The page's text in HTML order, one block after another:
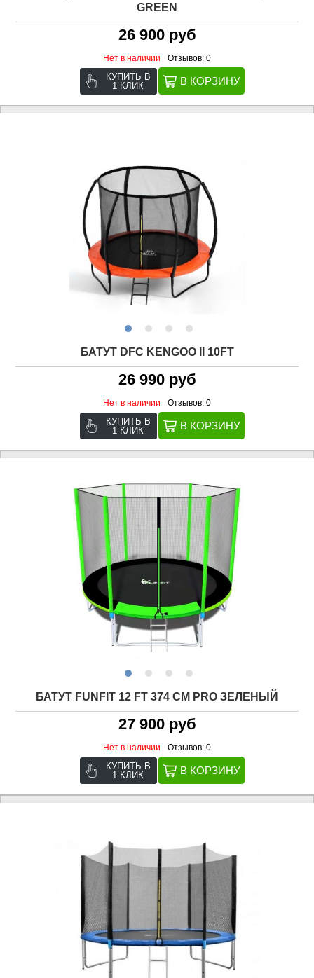
GREEN
26 900 руб
Нет в наличии Отзывов: 0
КУПИТЬ В
1 КЛИК
БАТУТ DFC KENGOO II 10FT
26 990 руб
Нет в наличии Отзывов: 0
КУПИТЬ В
1 КЛИК
БАТУТ FUNFIT 12 FT 374 СМ PRO ЗЕЛЕНЫЙ
27 900 руб
Нет в наличии Отзывов: 0
КУПИТЬ В
1 КЛИК